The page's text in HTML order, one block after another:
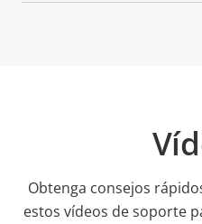
Obtenga consejos
estos vídeos de soporte